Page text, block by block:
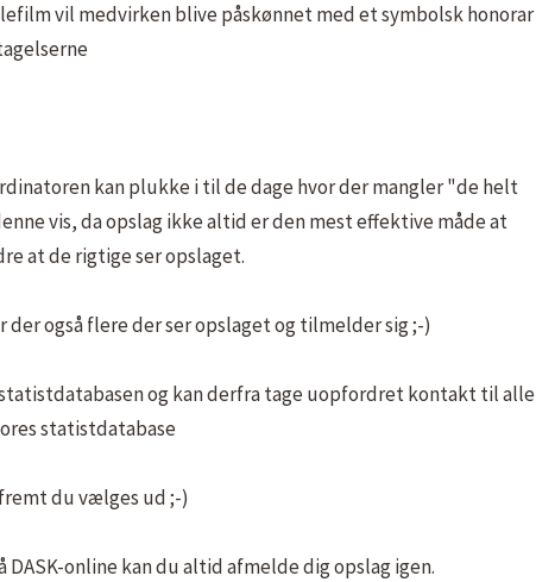
vil medvirken blive påskønnet med et symbolsk honorar
kan plukke i til de dage hvor der mangler "de helt
vis, da opslag ikke altid er den mest effektive måde at
at de rigtige ser opslaget.
også flere der ser opslaget og tilmelder sig ;-)
og kan derfra tage uopfordret kontakt til alle
statistdatabase
du vælges ud ;-)
DASK-online kan du altid afmelde dig opslag igen.